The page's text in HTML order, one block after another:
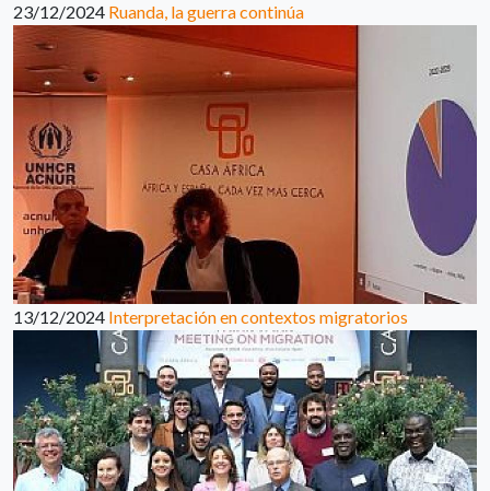
23/12/2024 Ruanda, la guerra continúa
13/12/2024 Interpretación en contextos migratorios